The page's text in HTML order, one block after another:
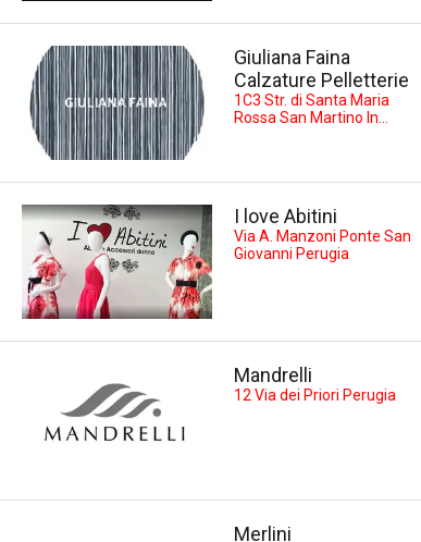
Giuliana Faina
Calzature Pelletterie
1C3 Str. di Santa Maria
Rossa San Martino In
I love Abitini
Via A. Manzoni Ponte San
Giovanni Perugia
Mandrelli
12 Via dei Priori Perugia
Merlini